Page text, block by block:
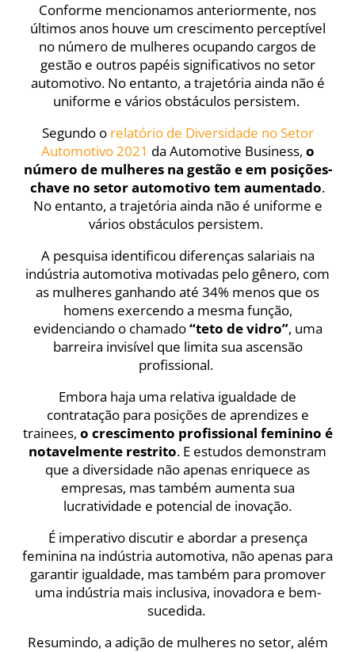
Conforme mencionamos anteriormente, nos
últimos anos houve um crescimento perceptível
no número de mulheres ocupando cargos de
gestão e outros papéis significativos no setor
automotivo. No entanto, a trajetória ainda não é
uniforme e vários obstáculos persistem.
Segundo o relatório de Diversidade no Setor
Automotivo 2021 da Automotive Business, o
número de mulheres na gestão e em posições-
chave no setor automotivo tem aumentado.
No entanto, a trajetória ainda não é uniforme e
vários obstáculos persistem.
A pesquisa identificou diferenças salariais na
indústria automotiva motivadas pelo gênero, com
as mulheres ganhando até 34% menos que os
homens exercendo a mesma função,
evidenciando o chamado“teto de vidro”, uma
barreira invisível que limita sua ascensão
profissional.
Embora haja uma relativa igualdade de
contratação para posições de aprendizes e
trainees, o crescimento profissional feminino é
notavelmente restrito. E estudos demonstram
que a diversidade não apenas enriquece as
empresas, mas também aumenta sua
lucratividade e potencial de inovação.
É imperativo discutir e abordar a presença
feminina na indústria automotiva, não apenas para
garantir igualdade, mas também para promover
uma indústria mais inclusiva, inovadora e bem-
sucedida.
Resumindo, a adição de mulheres no setor, além